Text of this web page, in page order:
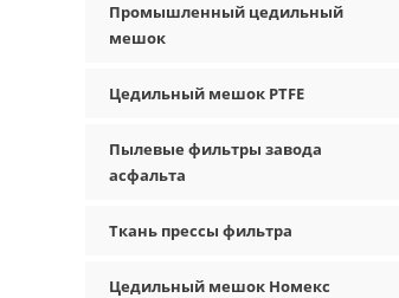
Промышленный цедильный
мешок
Цедильный мешок PTFE
Пылевые фильтры завода
асфальта
Ткань прессы фильтра
Цедильный мешок Номекс